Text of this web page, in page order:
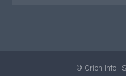
© Orion Info |